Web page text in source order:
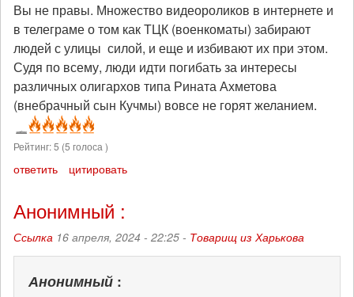
Вы не правы. Множество видеороликов в интернете и
в телеграме о том как ТЦК (военкоматы) забирают
людей с улицы силой, и еще и избивают их при этом.
Судя по всему, люди идти погибать за интересы
различных олигархов типа Рината Ахметова
(внебрачный сын Кучмы) вовсе не горят желанием.
Рейтинг:5 (5 голоса )
ответить цитировать
Анонимный :
Ссылка 16 апреля, 2024 - 22:25 - Товарищ из Харькова
Анонимный: